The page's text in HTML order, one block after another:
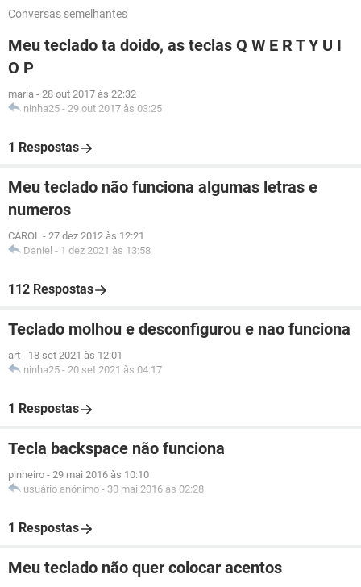
Conversas semelhantes
Meu teclado ta doido, as teclas Q W E R T Y U I
O P
maria - 28 out 2017 às 22:32
ninha25 - 29 out 2017 às 03:25
1 Respostas
Meu teclado não funciona algumas letras e
numeros
CAROL - 27 dez 2012 às 12:21
Daniel - 1 dez 2021 às 13:58
112 Respostas
Teclado molhou e desconfigurou e nao funciona
art - 18 set 2021 às 12:01
ninha25 - 20 set 2021 às 04:17
1 Respostas
Tecla backspace não funciona
pinheiro - 29 mai 2016 às 10:10
usuário anônimo - 30 mai 2016 às 02:28
1 Respostas
Meu teclado não quer colocar acentos